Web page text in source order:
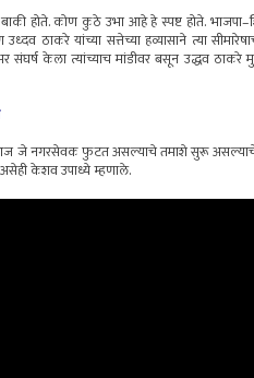
बाकी होते. कोण कुठे उभा आहे हे स्पष्ट होते.
उध्दव ठाकरे यांच्या सत्तेच्या हव्यासाने त्या
संघर्ष केला त्यांच्याच मांडीवर बसून उद्धव
आज जे नगरसेवक फुटत असल्याचे तमाशे सुरू
केशव उपाध्ये म्हणाले.